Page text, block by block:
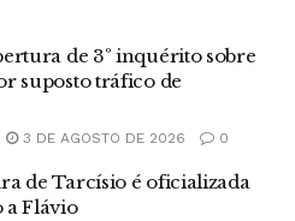
de 3º inquérito sobre
suposto tráfico de
3 DE AGOSTO DE 2026 0
de Tarcísio é oficializada
a Flávio